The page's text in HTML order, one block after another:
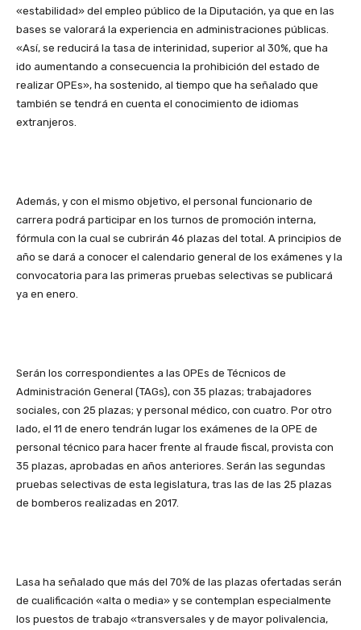
«estabilidad» del empleo público de la Diputación, ya que en las
bases se valorará la experiencia en administraciones públicas.
«Así, se reducirá la tasa de interinidad, superior al 30%, que ha
ido aumentando a consecuencia la prohibición del estado de
realizar OPEs», ha sostenido, al tiempo que ha señalado que
también se tendrá en cuenta el conocimiento de idiomas
extranjeros.
Además, y con el mismo objetivo, el personal funcionario de
carrera podrá participar en los turnos de promoción interna,
fórmula con la cual se cubrirán 46 plazas del total. A principios de
año se dará a conocer el calendario general de los exámenes y la
convocatoria para las primeras pruebas selectivas se publicará
ya en enero.
Serán los correspondientes a las OPEs de Técnicos de
Administración General (TAGs), con 35 plazas; trabajadores
sociales, con 25 plazas; y personal médico, con cuatro. Por otro
lado, el 11 de enero tendrán lugar los exámenes de la OPE de
personal técnico para hacer frente al fraude fiscal, provista con
35 plazas, aprobadas en años anteriores. Serán las segundas
pruebas selectivas de esta legislatura, tras las de las 25 plazas
de bomberos realizadas en 2017.
Lasa ha señalado que más del 70% de las plazas ofertadas serán
de cualificación «alta o media» y se contemplan especialmente
los puestos de trabajo «transversales y de mayor polivalencia,